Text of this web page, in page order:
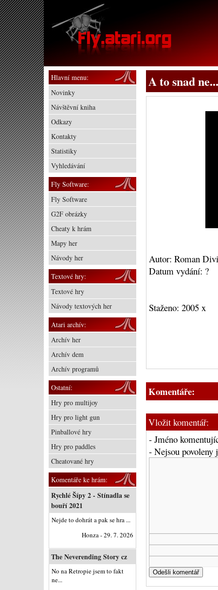
A to snad
Autor: Roman
Datum vydání: ?
Staženo: 2005 x
Komentáře:
Vložit komentář:
- Jméno
- Nejsou
Hlavní menu:
Novinky
Návštěvní kniha
Odkazy
Kontakty
Statistiky
Vyhledávání
Fly Software:
Fly Software
G2F obrázky
Cheaty k hrám
Mapy her
Návody her
Textové hry:
Textové hry
Návody textových her
Atari archív:
Archív her
Archív dem
Archív programů
Ostatní:
Hry pro multijoy
Hry pro light gun
Pinballové hry
Hry pro paddles
Cheatované hry
Komentáře ke hrám:
Rychlé Šípy 2 - Stínadla se
bouří 2021
Nejde to dohrát a pak se hra ...
Honza - 29. 7. 2026
The Neverending Story cz
No na Retropie jsem to fakt
ne...